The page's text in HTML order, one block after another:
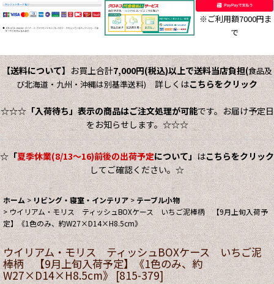
※ご利用額7000円ま
で
【送料について】 お買上合計7,000円(税込)以上で送料当店負担(食品及
び北海道・九州・沖縄は別基準送料)詳しくはこちらをクリック
☆☆☆「入荷待ち」表示の商品はご注文処理が可能です。お届け予定日
をお知らせします。☆☆☆
☆ 「夏季休業(8/13～16)前後の出荷予定について」はこちらをクリック
してご確認ください。☆
ホーム > リビング・寝室・インテリア > テーブル小物
>ウイリアム・モリス ティッシュBOXケース いちご泥棒柄 【9月上旬入荷予
定】《1色のみ、約W27×D14×H8.5cm》
ウイリアム・モリス ティッシュBOXケース いちご泥
棒柄 【9月上旬入荷予定】《1色のみ、約
W27×D14×H8.5cm》 [815-379]